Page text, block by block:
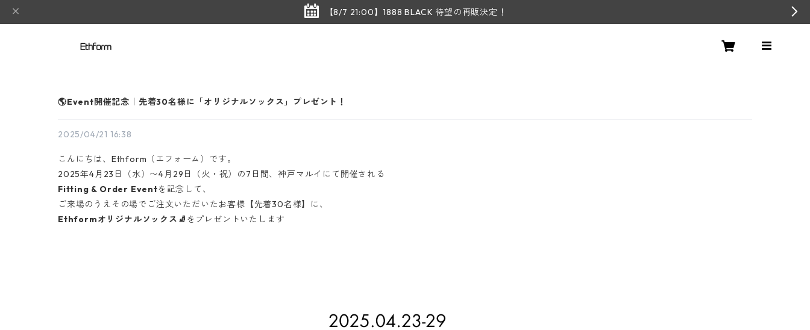
【8/7 21:00】1888 BLACK 待望の再販決定！
🌎Event開催記念｜先着30名様に「オリジナルソックス」プレゼント！
2025/04/21 16:38
こんにちは、Ethform（エフォーム）です。
2025年4月23日（水）〜4月29日（火・祝）の7日間、神戸マルイにて開催される
Fitting & Order Eventを記念して、
ご来場のうえその場でご注文いただいたお客様【先着30名様】に、
Ethformオリジナルソックス🧦 をプレゼントいたします